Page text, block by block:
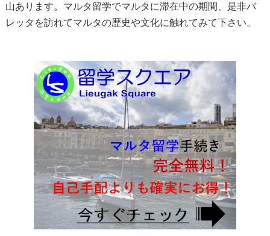
山あります。マルタ留学でマルタに滞在中の期間、是非バ
レッタを訪れてマルタの歴史や文化に触れてみて下さい。